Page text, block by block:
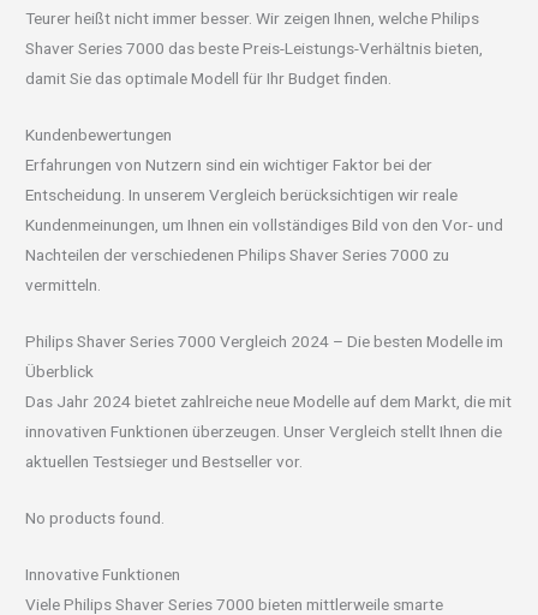
Teurer heißt nicht immer besser. Wir zeigen Ihnen, welche Philips
Shaver Series 7000 das beste Preis-Leistungs-Verhältnis bieten,
damit Sie das optimale Modell für Ihr Budget finden.
Kundenbewertungen
Erfahrungen von Nutzern sind ein wichtiger Faktor bei der
Entscheidung. In unserem Vergleich berücksichtigen wir reale
Kundenmeinungen, um Ihnen ein vollständiges Bild von den Vor- und
Nachteilen der verschiedenen Philips Shaver Series 7000 zu
vermitteln.
Philips Shaver Series 7000 Vergleich 2024 – Die besten Modelle im
Überblick
Das Jahr 2024 bietet zahlreiche neue Modelle auf dem Markt, die mit
innovativen Funktionen überzeugen. Unser Vergleich stellt Ihnen die
aktuellen Testsieger und Bestseller vor.
No products found.
Innovative Funktionen
Viele Philips Shaver Series 7000 bieten mittlerweile smarte